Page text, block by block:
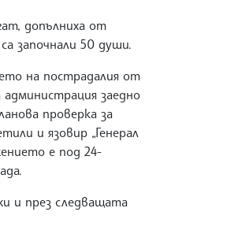
допълниха от
започнали 50 души.
на пострадалия от
заедно
проверка за
и язовир „Генерал
е под 24-
и през следващата